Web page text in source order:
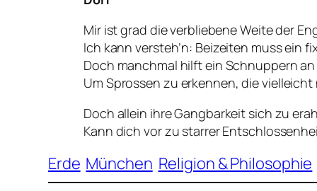
Mir ist grad die verbliebene Weite der
Ich kann versteh’n: Beizeiten muss ein
Doch manchmal hilft ein Schnuppern
Um Sprossen zu erkennen, die
Doch allein ihre Gangbarkeit sich zu
Kann dich vor zu starrer
Erde München Religion & Philosophie